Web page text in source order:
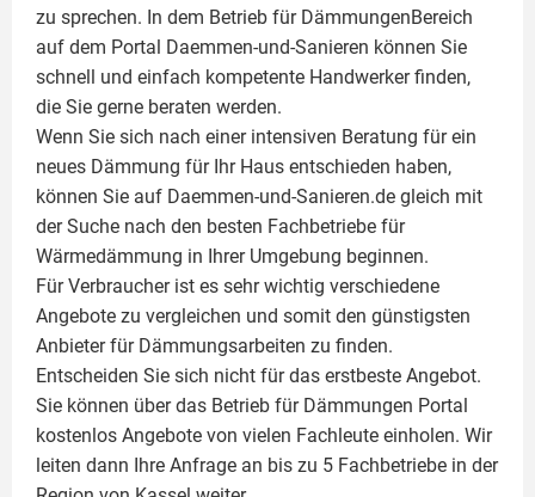
zu sprechen. In dem Betrieb für DämmungenBereich
auf dem Portal Daemmen-und-Sanieren können Sie
schnell und einfach kompetente Handwerker finden,
die Sie gerne beraten werden.
Wenn Sie sich nach einer intensiven Beratung für ein
neues Dämmung für Ihr Haus entschieden haben,
können Sie auf Daemmen-und-Sanieren.de gleich mit
der Suche nach den besten Fachbetriebe für
Wärmedämmung in Ihrer Umgebung beginnen.
Für Verbraucher ist es sehr wichtig verschiedene
Angebote zu vergleichen und somit den günstigsten
Anbieter für Dämmungsarbeiten zu finden.
Entscheiden Sie sich nicht für das erstbeste Angebot.
Sie können über das Betrieb für Dämmungen Portal
kostenlos Angebote von vielen Fachleute einholen. Wir
leiten dann Ihre Anfrage an bis zu 5 Fachbetriebe in der